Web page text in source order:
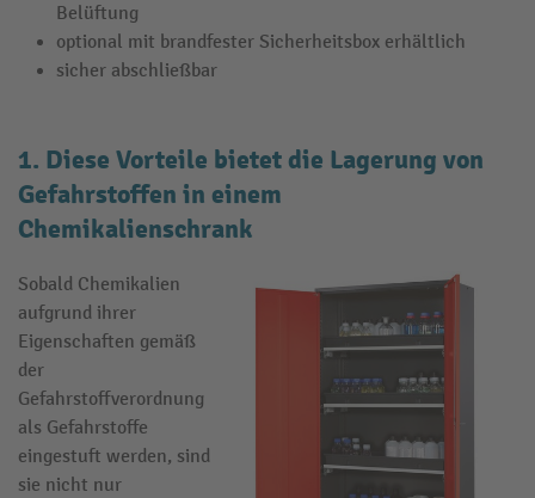
Belüftung
optional mit brandfester Sicherheitsbox erhältlich
sicher abschließbar
1. Diese Vorteile bietet die Lagerung von
Gefahrstoffen in einem
Chemikalienschrank
Sobald Chemikalien
aufgrund ihrer
Eigenschaften gemäß
der
Gefahrstoffverordnung
als Gefahrstoffe
eingestuft werden, sind
sie nicht nur